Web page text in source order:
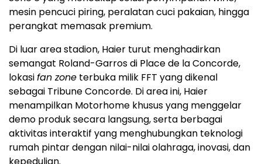
mesin pencuci piring, peralatan cuci pakaian, hingga
perangkat memasak premium.
Di luar area stadion, Haier turut menghadirkan
semangat Roland-Garros di Place de la Concorde,
lokasifan zone terbuka milik FFT yang dikenal
sebagai Tribune Concorde. Di area ini, Haier
menampilkan Motorhome khusus yang menggelar
demo produk secara langsung, serta berbagai
aktivitas interaktif yang menghubungkan teknologi
rumah pintar dengan nilai-nilai olahraga, inovasi, dan